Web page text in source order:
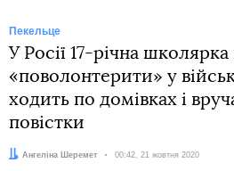
Пекельце
У Росії 17-річна
«поволонтерити» у
ходить по домівках і
повістки
Автор:
Ангеліна Шеремет Дата:
00:42, 21 жовтня 2020